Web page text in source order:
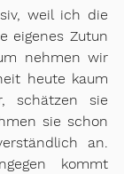
weil ich die
eigenes Zutun
nehmen wir
heute kaum
schätzen sie
sie schon
an.
kommt